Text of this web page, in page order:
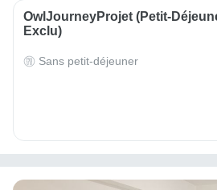
OwlJourneyProjet (petit-
Exclu)
Sans petit-déjeuner